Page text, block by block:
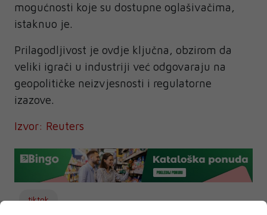
mogućnosti koje su dostupne oglašivačima,
istaknuo je.
Prilagodljivost je ovdje ključna, obzirom da
veliki igrači u industriji već odgovaraju na
geopolitičke neizvjesnosti i regulatorne
izazove.
Izvor: Reuters
tiktok